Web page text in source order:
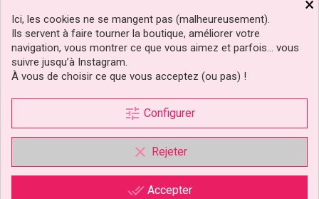
Sacs À Bonbons Et À
Ici, les cookies ne se mangent pas (malheureusement).
Ils servent à faire tourner la boutique, améliorer votre
navigation, vous montrer ce que vous aimez et parfois… vous
suivre jusqu’à Instagram.
À vous de choisir ce que vous acceptez (ou pas) !
tune Configurer
clear Rejeter
done_all Accepter